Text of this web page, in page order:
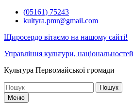
Перейти(05161) 75243
kultyra.pmr@gmail.com
Щиросердо вітаємо на нашому сайті!
Управління культури,
Культура Первомайcької громади
Шукати:
Меню